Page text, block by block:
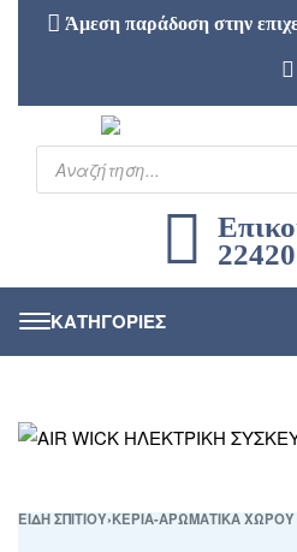
Άμεση παράδοση στην
ΕΙΔΗ ΣΠΙΤΙΟΥ›ΚΕΡΙΑ-ΑΡΩΜΑΤΙΚΑ ΧΩΡΟΥ